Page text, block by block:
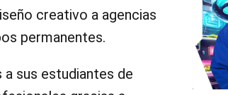
creativo a agencias
permanentes.
sus estudiantes de